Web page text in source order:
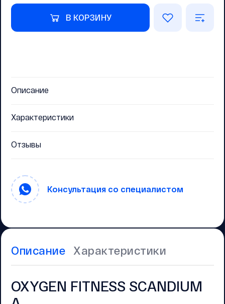
Описание Характеристики
OXYGEN FITNESS SCANDIUM
В КОРЗИНУ
Описание
Характеристики
Отзывы
Консультация со специалистом